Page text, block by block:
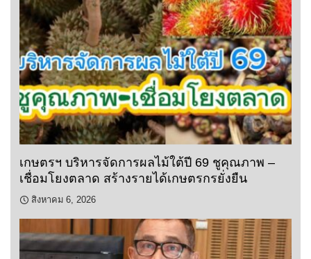
เกษตรฯ บริหารจัดการผลไม้ใต้ปี 69 ชูคุณภาพ –
เชื่อมโยงตลาด สร้างรายได้เกษตรกรยั่งยืน
สิงหาคม 6, 2026